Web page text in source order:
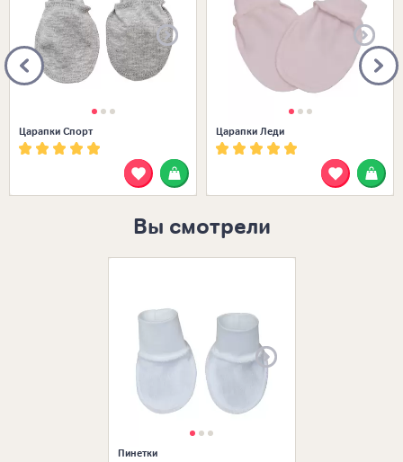
Царапки Спорт Царапки Леди
Вы смотрели
Пинетки